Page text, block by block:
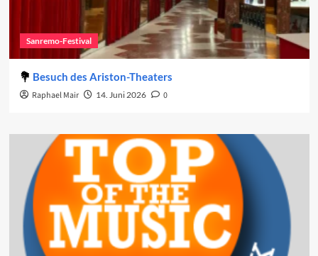
Sanremo-Festival
Besuch des Ariston-Theaters
Raphael Mair 14. Juni 2026 0